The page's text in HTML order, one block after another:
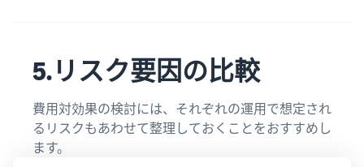
5.リスク要因の比較
費用対効果の検討には、それぞれの運用で想定され
るリスクもあわせて整理しておくことをおすすめし
ます。